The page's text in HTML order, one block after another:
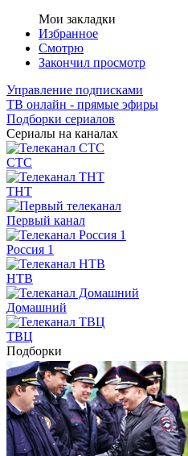
Мои закладки
Избранное
Смотрю
Закончил просмотр
Управление подписками
ТВ онлайн - прямые эфиры
Подборки сериалов
Сериалы на каналах
СТС
ТНТ
Первый канал
Россия 1
НТВ
Домашний
ТВЦ
Подборки